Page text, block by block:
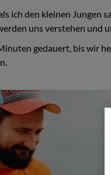
ich den kleinen Jungen
uns verstehen und
gedauert, bis wir